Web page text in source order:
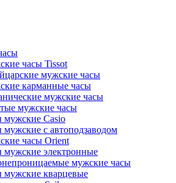
часы Tissot
мужские часы
карманные часы
мужские часы
мужские часы
мужские Casio
мужские с автоподзаводом
часы Orient
мужские электронные
мужские часы
мужские кварцевые